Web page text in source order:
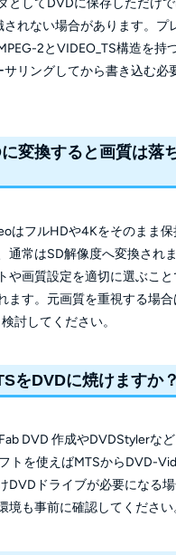
としてDVDに保存しただけ
れない場合があります。プ
2とVIDEO_TS構造を持
リングしてから書き込む必
変換すると画質は落
はフルHDや4Kをそのまま保
通常はSD解像度へ変換され
や画質設定を適切に選ぶこと
ます。元画質を重視する場
討してください。
をDVDに焼けますか？
DVD 作成やDVDStylerな
トを使えばMTSからDVD-
DVDドライブが必要になる
境も事前に確認してください